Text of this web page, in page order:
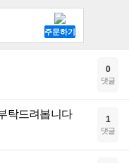
0
댓글
탁드려봅니다 1
댓글